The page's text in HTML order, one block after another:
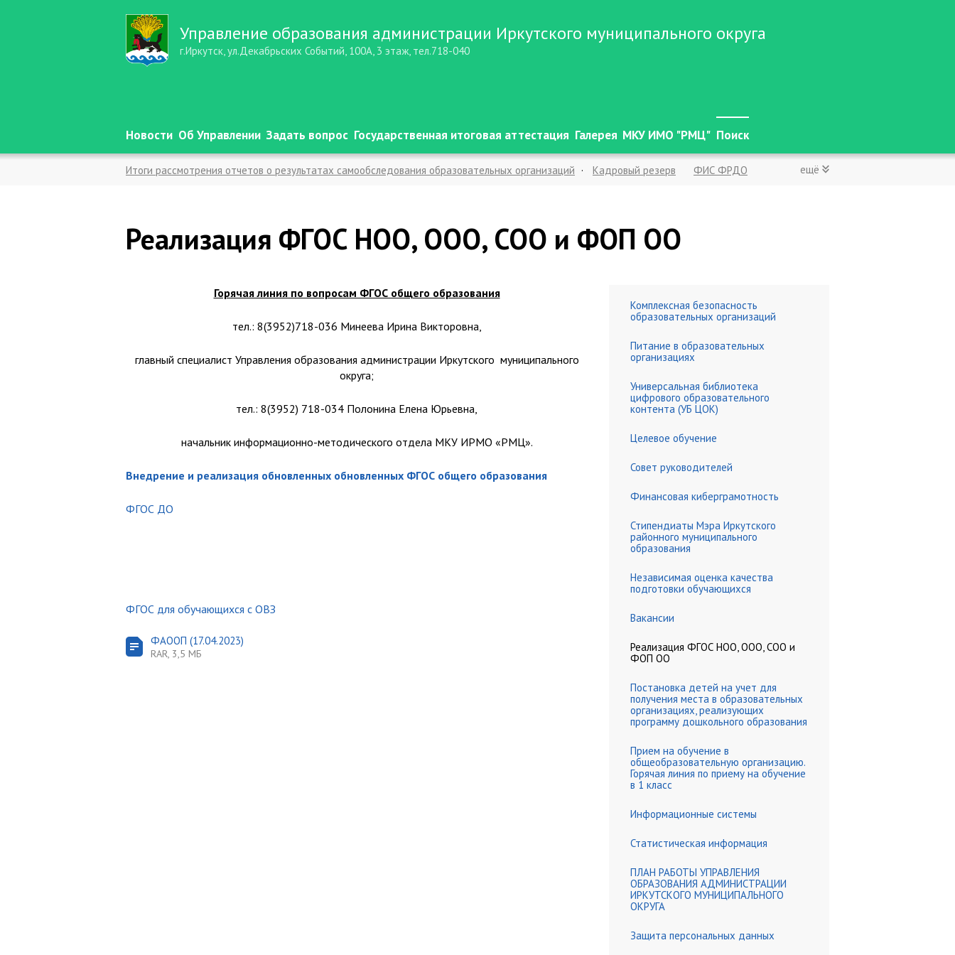
Управление образования администрации Иркутского муниципального округа
г.Иркутск, ул.Декабрьских Событий, 100А, 3 этаж, тел.718-040
Новости Об Управлении Задать вопрос Государственная итоговая аттестация Галерея МКУ ИМО "РМЦ" Поиск
Итоги рассмотрения отчетов о результатах самообследования образовательных организаций Кадровый резерв
ФИС ФРДО
Внедрение и реализация ФОП ДО
О награждении работников образовательных организаций Иркутского муниципального округа
Прием на обучение в общеобразовательную организацию. Горячая линия по приему на обучение в 1 класс
Семейное образование
Сведения о вакансиях в муниципальных общеобразовательных организациях Иркутского муниципального округа
Всероссийские олимпиады школьников
Муниципальный Родительский комитет
МКУ ДО "ЦРТДЮ"
Участникам образовательных отношений
Подведомственные учреждения
Постановка детей на учет для получения места в образовательных организациях, реализующих программу дошкольного
образования
ещё
Реализация ФГОС НОО, ООО, СОО и ФОП ОО
Горячая линия по вопросам ФГОС общего образования
тел.: 8(3952)718-036 Минеева Ирина Викторовна,
главный специалист Управления образования администрации Иркутского муниципального
округа;
тел.: 8(3952) 718-034 Полонина Елена Юрьевна,
начальник информационно-методического отдела МКУ ИРМО «РМЦ».
Внедрение и реализация обновленных обновленных ФГОС общего образования
ФГОС ДО
ФГОС для обучающихся с ОВЗ
ФАООП (17.04.2023)
RAR, 3,5 МБ
Комплексная безопасность
образовательных организаций
Питание в образовательных
организациях
Универсальная библиотека
цифрового образовательного
контента (УБ ЦОК)
Целевое обучение
Совет руководителей
Финансовая киберграмотность
Стипендиаты Мэра Иркутского
районного муниципального
образования
Независимая оценка качества
подготовки обучающихся
Вакансии
Реализация ФГОС НОО, ООО, СОО и
ФОП ОО
Постановка детей на учет для
получения места в образовательных
организациях, реализующих
программу дошкольного образования
Прием на обучение в
общеобразовательную организацию.
Горячая линия по приему на обучение
в 1 класс
Информационные системы
Статистическая информация
ПЛАН РАБОТЫ УПРАВЛЕНИЯ
ОБРАЗОВАНИЯ АДМИНИСТРАЦИИ
ИРКУТСКОГО МУНИЦИПАЛЬНОГО
ОКРУГА
Защита персональных данных